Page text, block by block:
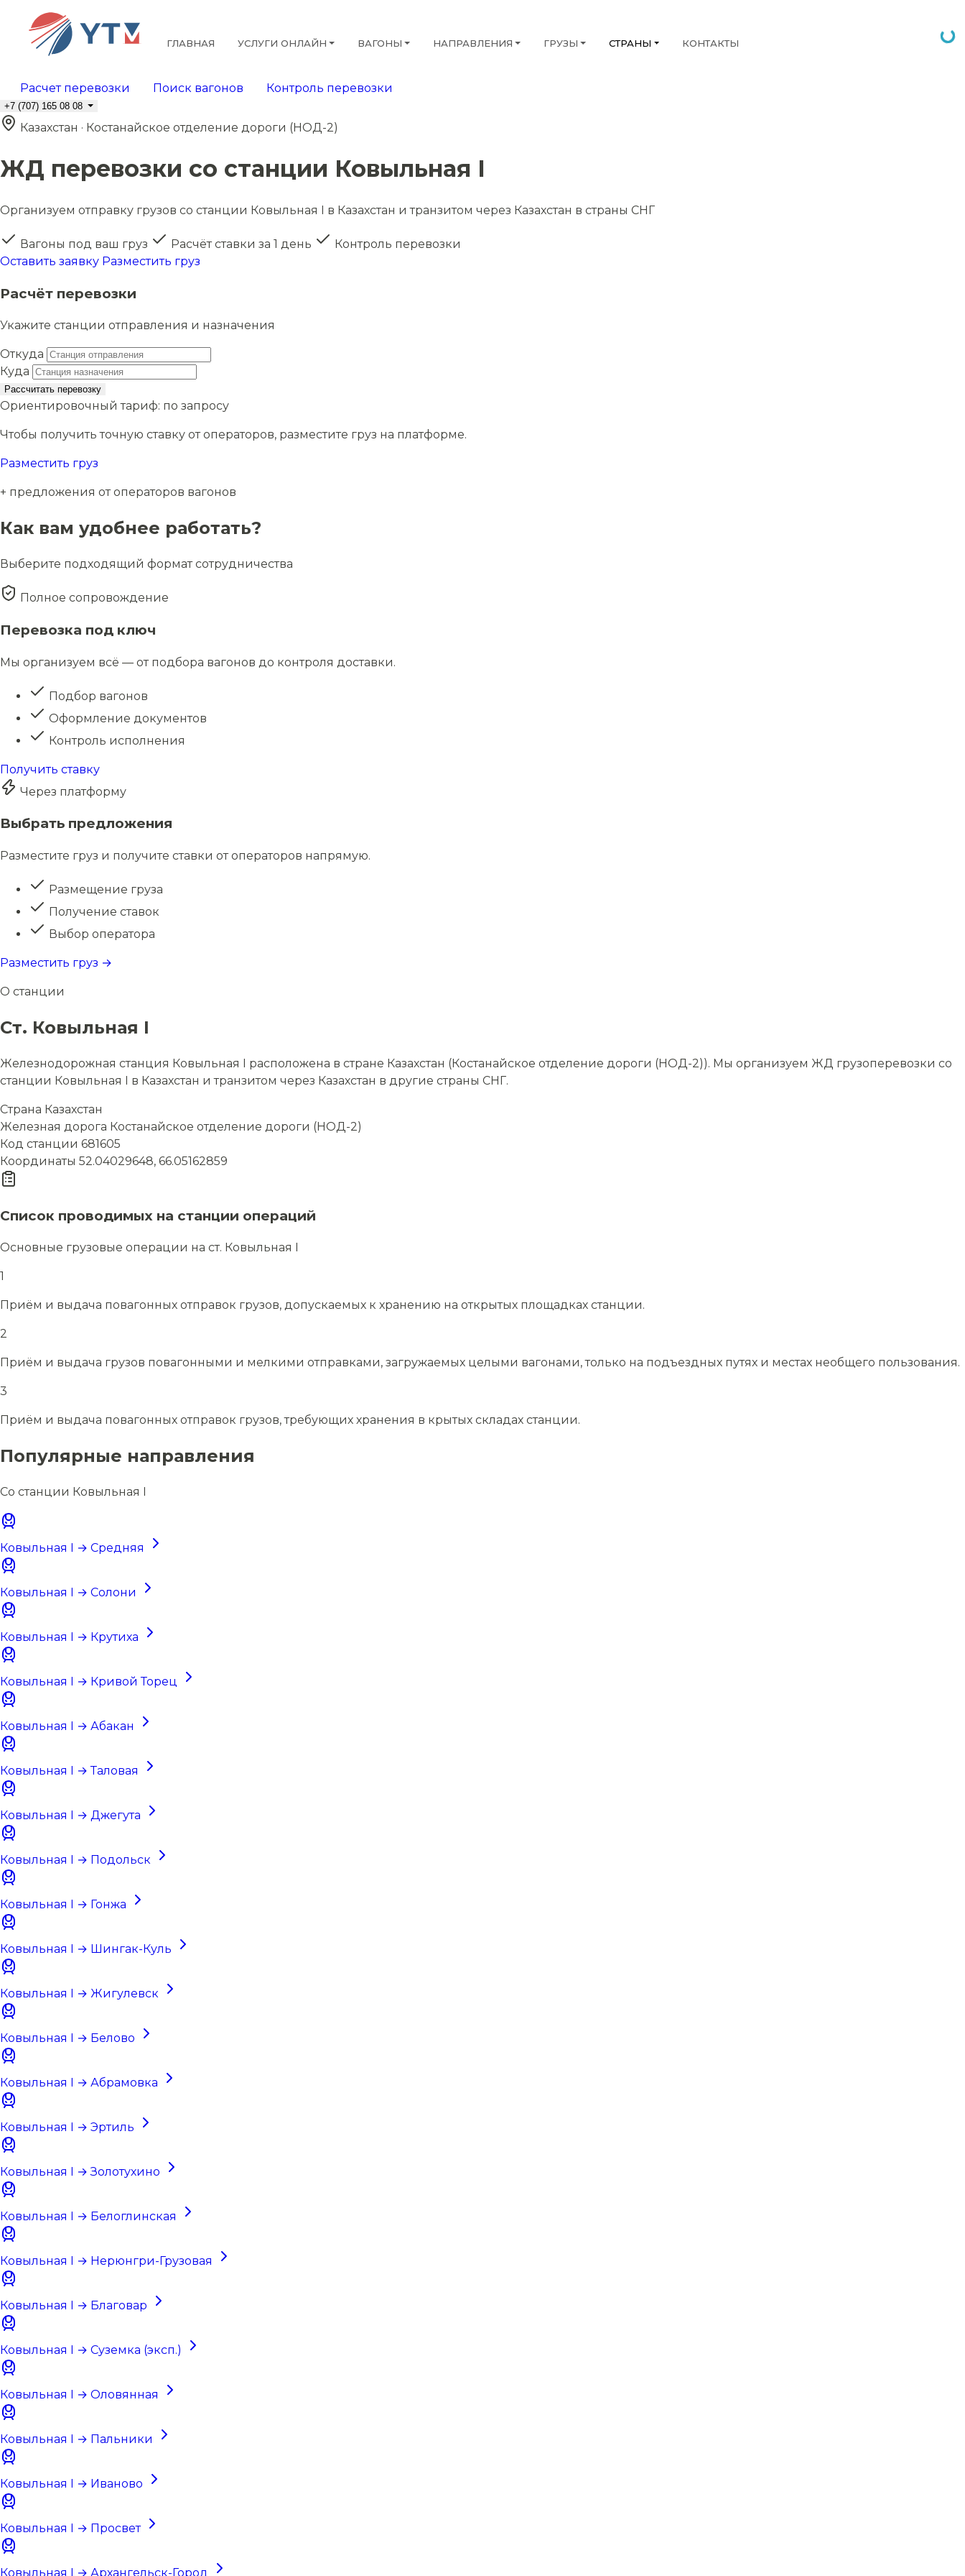
ГЛАВНАЯ УСЛУГИ ОНЛАЙН ВАГОНЫ НАПРАВЛЕНИЯ ГРУЗЫ СТРАНЫ КОНТАКТЫ
Расчет перевозки Поиск вагонов Контроль перевозки
+7 (707) 165 08 08
Казахстан · Костанайское отделение дороги (НОД-2)
ЖД перевозки со станции Ковыльная I
Организуем отправку грузов со станции Ковыльная I в Казахстан и транзитом через Казахстан в страны СНГ
Вагоны под ваш груз Расчёт ставки за 1 день
Контроль перевозки
Оставить заявку Разместить груз
Расчёт перевозки
Укажите станции отправления и назначения
Откуда
Куда
Рассчитать перевозку
Ориентировочный тариф: по запросу
Чтобы получить точную ставку от операторов, разместите груз на платформе.
Разместить груз
+ предложения от операторов вагонов
Как вам удобнее работать?
Выберите подходящий формат сотрудничества
Полное сопровождение
Перевозка под ключ
Мы организуем всё — от подбора вагонов до контроля доставки.
Подбор вагонов
Оформление документов
Контроль исполнения
Получить ставку
Через платформу
Выбрать предложения
Разместите груз и получите ставки от операторов напрямую.
Размещение груза
Получение ставок
Выбор оператора
Разместить груз →
О станции
Ст. Ковыльная I
Железнодорожная станция Ковыльная I расположена в стране Казахстан (Костанайское отделение дороги (НОД-2)). Мы организуем ЖД грузоперевозки со
станции Ковыльная I в Казахстан и транзитом через Казахстан в другие страны СНГ.
Страна Казахстан
Железная дорога Костанайское отделение дороги (НОД-2)
Код станции 681605
Координаты 52.04029648, 66.05162859
Список проводимых на станции операций
Основные грузовые операции на ст. Ковыльная I
1
Приём и выдача повагонных отправок грузов, допускаемых к хранению на открытых площадках станции.
2
Приём и выдача грузов повагонными и мелкими отправками, загружаемых целыми вагонами, только на подъездных путях и местах необщего пользования.
3
Приём и выдача повагонных отправок грузов, требующих хранения в крытых складах станции.
Популярные направления
Со станции Ковыльная I
Ковыльная I → Средняя
Ковыльная I → Солони
Ковыльная I → Крутиха
Ковыльная I → Кривой Торец
Ковыльная I → Абакан
Ковыльная I → Таловая
Ковыльная I → Джегута
Ковыльная I → Подольск
Ковыльная I → Гонжа
Ковыльная I → Шингак-Куль
Ковыльная I → Жигулевск
Ковыльная I → Белово
Ковыльная I → Абрамовка
Ковыльная I → Эртиль
Ковыльная I → Золотухино
Ковыльная I → Белоглинская
Ковыльная I → Нерюнгри-Грузовая
Ковыльная I → Благовар
Ковыльная I → Суземка (эксп.)
Ковыльная I → Оловянная
Ковыльная I → Пальники
Ковыльная I → Иваново
Ковыльная I → Просвет
Ковыльная I → Архангельск-Город